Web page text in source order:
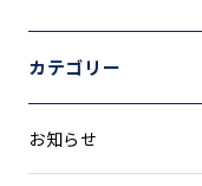
カテゴリー
お知らせ